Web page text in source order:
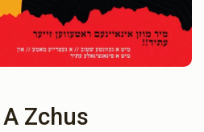
Zchus